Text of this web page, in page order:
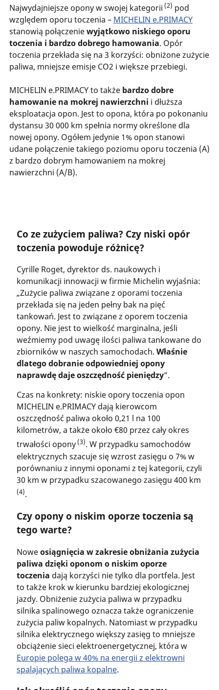
Najwydajniejsze opony w swojej kategorii (2) pod
względem oporu toczenia – MICHELIN e.PRIMACY
stanowią połączeniewyjątkowo niskiego oporu
toczenia i bardzo dobrego hamowania. Opór
toczenia przekłada się na 3 korzyści: obniżone zużycie
paliwa, mniejsze emisje CO2 i większe przebiegi.
MICHELIN e.PRIMACY to także bardzo dobre
hamowanie na mokrej nawierzchni i dłuższa
eksploatacja opon. Jest to opona, która po pokonaniu
dystansu 30 000 km spełnia normy określone dla
nowej opony. Ogółem jedynie 1% opon stanowi
udane połączenie takiego poziomu oporu toczenia (A)
z bardzo dobrym hamowaniem na mokrej
nawierzchni (A/B).
Co ze zużyciem paliwa? Czy niski opór
toczenia powoduje różnicę?
Cyrille Roget, dyrektor ds. naukowych i
komunikacji innowacji w firmie Michelin wyjaśnia:
„Zużycie paliwa związane z oporami toczenia
przekłada się na jeden pełny bak na pięć
tankowań. Jest to związane z oporem toczenia
opony. Nie jest to wielkość marginalna, jeśli
weźmiemy pod uwagę ilości paliwa tankowane do
zbiorników w naszych samochodach. Właśnie
dlatego dobranie odpowiedniej opony
naprawdę daje oszczędność pieniędzy”.
Czas na konkrety: niskie opory toczenia opon
MICHELIN e.PRIMACY dają kierowcom
oszczędność paliwa około 0,21 l na 100
kilometrów, a także około €80 przez cały okres
trwałości opony(3). W przypadku samochodów
elektrycznych szacuje się wzrost zasięgu o 7% w
porównaniu z innymi oponami z tej kategorii, czyli
30 km w przypadku szacowanego zasięgu 400 km
(4).
Czy opony o niskim oporze toczenia są
tego warte?
Noweosiągnięcia w zakresie obniżania zużycia
paliwa dzięki oponom o niskim oporze
toczenia dają korzyści nie tylko dla portfela. Jest
to także krok w kierunku bardziej ekologicznej
jazdy. Obniżenie zużycia paliwa w przypadku
silnika spalinowego oznacza także ograniczenie
zużycia paliw kopalnych. Natomiast w przypadku
silnika elektrycznego większy zasięg to mniejsze
obciążenie sieci elektroenergetycznej, która w
Europie polega w 40% na energii z elektrowni
spalających paliwa kopalne.